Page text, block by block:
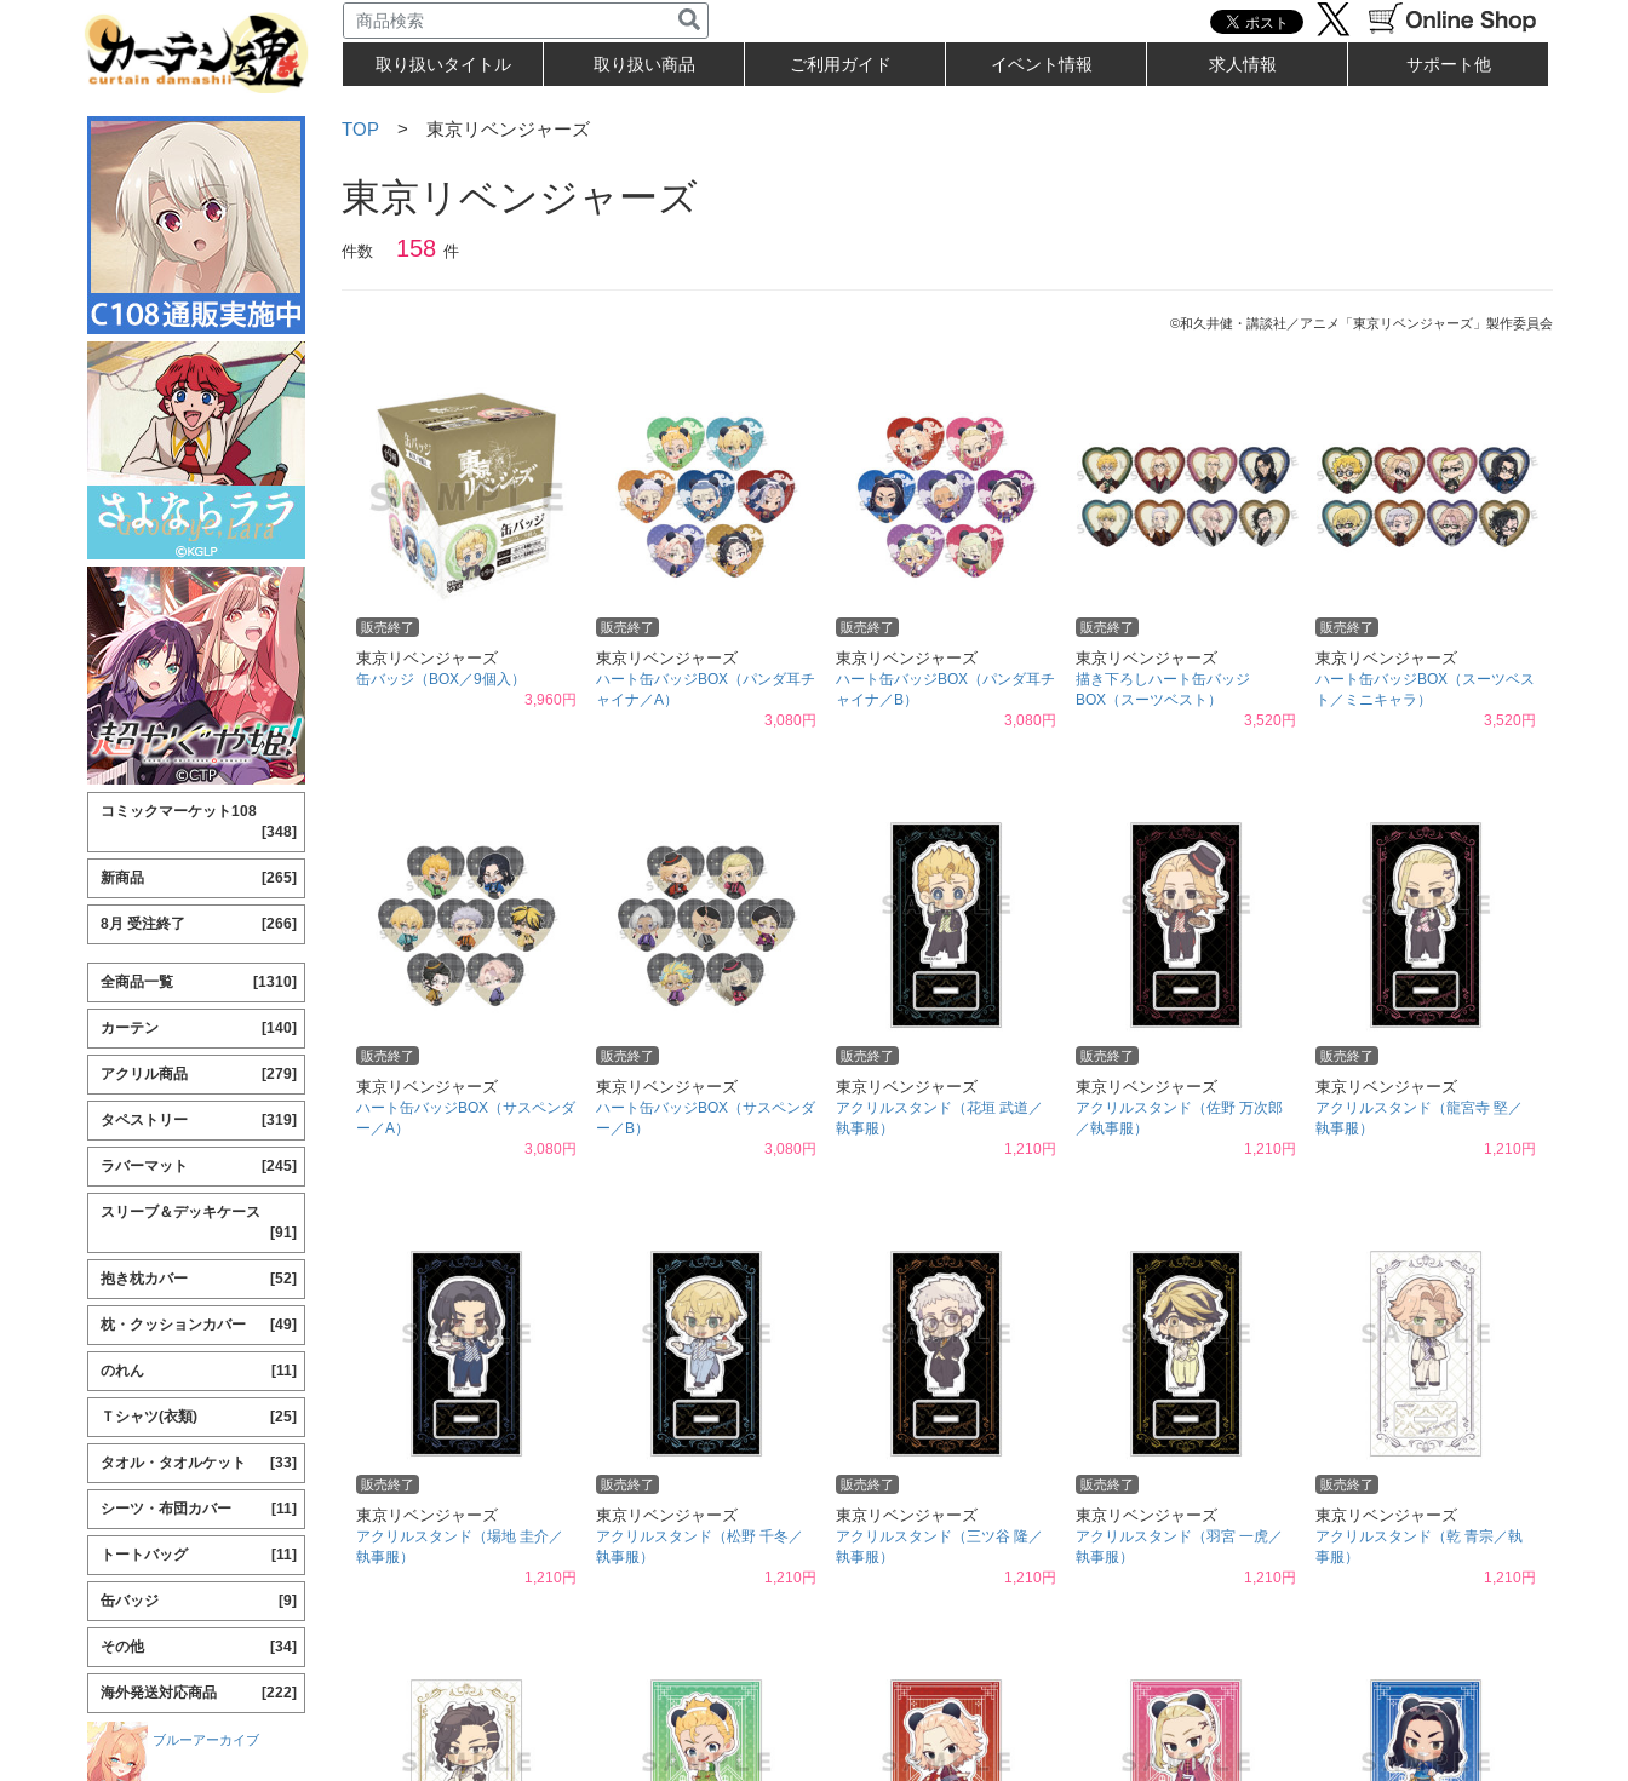
取り扱いタイトル 取り扱い商品 ご利用ガイド イベント情報 求人情報 サポート他
TOP > 東京リベンジャーズ
東京リベンジャーズ
件数 158 件
©和久井健・講談社／アニメ「東京リベンジャーズ」製作委員会
販売終了
東京リベンジャーズ
缶バッジ（BOX／9個入）
3,960円
販売終了
東京リベンジャーズ
ハート缶バッジBOX（パンダ耳チ
ャイナ／A）
3,080円
販売終了
東京リベンジャーズ
ハート缶バッジBOX（パンダ耳チ
ャイナ／B）
3,080円
販売終了
東京リベンジャーズ
描き下ろしハート缶バッジ
BOX（スーツベスト）
3,520円
販売終了
東京リベンジャーズ
ハート缶バッジBOX（スーツベス
ト／ミニキャラ）
3,520円
販売終了
東京リベンジャーズ
ハート缶バッジBOX（サスペンダ
ー／A）
3,080円
販売終了
東京リベンジャーズ
ハート缶バッジBOX（サスペンダ
ー／B）
3,080円
販売終了
東京リベンジャーズ
アクリルスタンド（花垣 武道／
執事服）
1,210円
販売終了
東京リベンジャーズ
アクリルスタンド（佐野 万次郎
／執事服）
1,210円
販売終了
東京リベンジャーズ
アクリルスタンド（龍宮寺 堅／
執事服）
1,210円
販売終了
東京リベンジャーズ
アクリルスタンド（場地 圭介／
執事服）
1,210円
販売終了
東京リベンジャーズ
アクリルスタンド（松野 千冬／
執事服）
1,210円
販売終了
東京リベンジャーズ
アクリルスタンド（三ツ谷 隆／
執事服）
1,210円
販売終了
東京リベンジャーズ
アクリルスタンド（羽宮 一虎／
執事服）
1,210円
販売終了
東京リベンジャーズ
アクリルスタンド（乾 青宗／執
事服）
1,210円
コミックマーケット108
[348]
新商品 [265]
8月 受注終了 [266]
全商品一覧 [1310]
カーテン [140]
アクリル商品 [279]
タペストリー [319]
ラバーマット [245]
スリーブ＆デッキケース
[91]
抱き枕カバー [52]
枕・クッションカバー [49]
のれん [11]
Ｔシャツ(衣類) [25]
タオル・タオルケット [33]
シーツ・布団カバー [11]
トートバッグ [11]
缶バッジ [9]
その他 [34]
海外発送対応商品 [222]
ブルーアーカイブ